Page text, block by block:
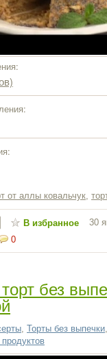
от аллы ковальчук
0
30
В избранное
без
Торты без выпечки